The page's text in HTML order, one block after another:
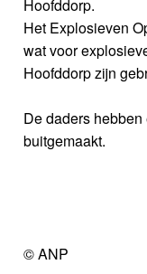
Hoofddorp.
Het Explosieven
wat voor
Hoofddorp zijn
De daders
buitgemaakt.
© ANP